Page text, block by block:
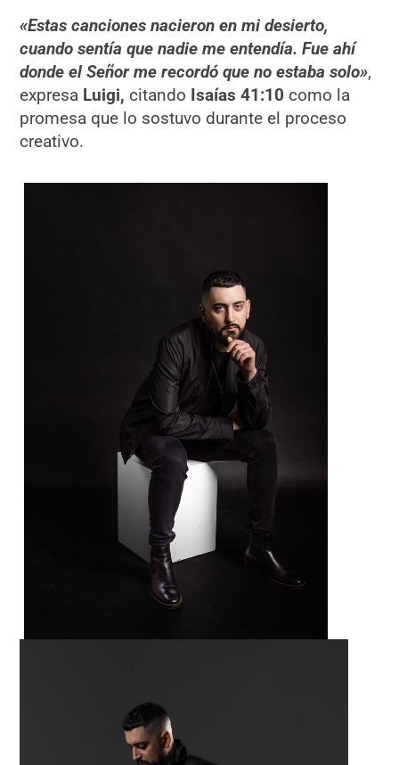
«Estas canciones nacieron en mi desierto,
cuando sentía que nadie me entendía. Fue ahí
donde el Señor me recordó que no estaba solo»,
expresa Luigi, citando Isaías 41:10 como la
promesa que lo sostuvo durante el proceso
creativo.